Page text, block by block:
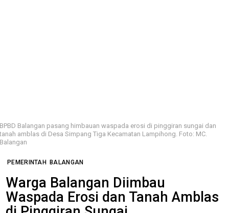
BPBD Balangan pasang himbauan waspada erosi di pinggiran sungai dan
tanah amblas di Desa Simpang Tiga Kecamatan Lampihong. Foto: MC.
Balangan
PEMERINTAH BALANGAN
Warga Balangan Diimbau
Waspada Erosi dan Tanah Amblas